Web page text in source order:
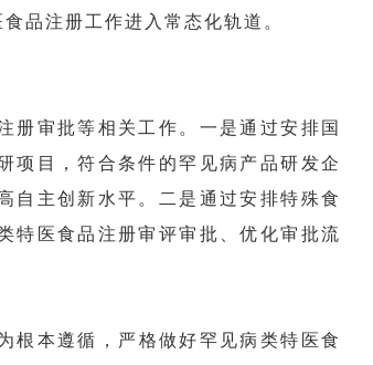
品注册工作进入常态化轨道。
册审批等相关工作。一是通过安排国
项目，符合条件的罕见病产品研发企
自主创新水平。二是通过安排特殊食
特医食品注册审评审批、优化审批流
根本遵循，严格做好罕见病类特医食